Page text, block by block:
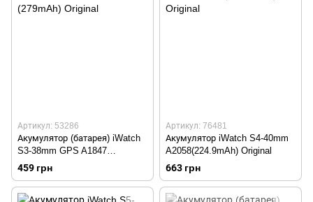
Артикул: 53286
Акумулятор (батарея) iWatch
S3-38mm GPS A1847
(279mAh) Original
459 грн
Артикул: 76481
Акумулятор iWatch S4-40mm
A2058(224.9mAh) Original
663 грн